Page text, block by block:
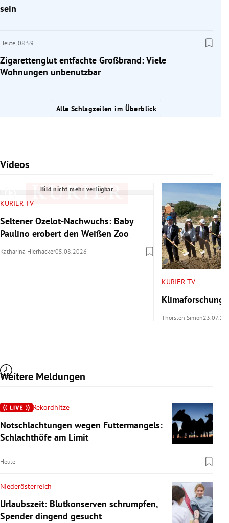
sein
Heute, 08:59
Zigarettenglut entfachte Großbrand: Viele
Wohnungen unbenutzbar
Alle Schlagzeilen im Überblick
Videos
Slide 1 von 7
Bild nicht mehr verfügbar
KURIER TV
Seltener Ozelot-Nachwuchs: Baby
Paulino erobert den Weißen Zoo
Katharina Hierhacker05.08.2026
KURIER TV
Klimaforschung
Thorsten Simon
Weitere Meldungen
Rekordhitze
Notschlachtungen wegen Futtermangels:
Schlachthöfe am Limit
Heute
Niederösterreich
Urlaubszeit: Blutkonserven schrumpfen,
Spender dingend gesucht